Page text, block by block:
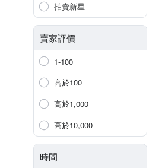
拍賣新星
賣家評價
1-100
高於100
高於1,000
高於10,000
時間